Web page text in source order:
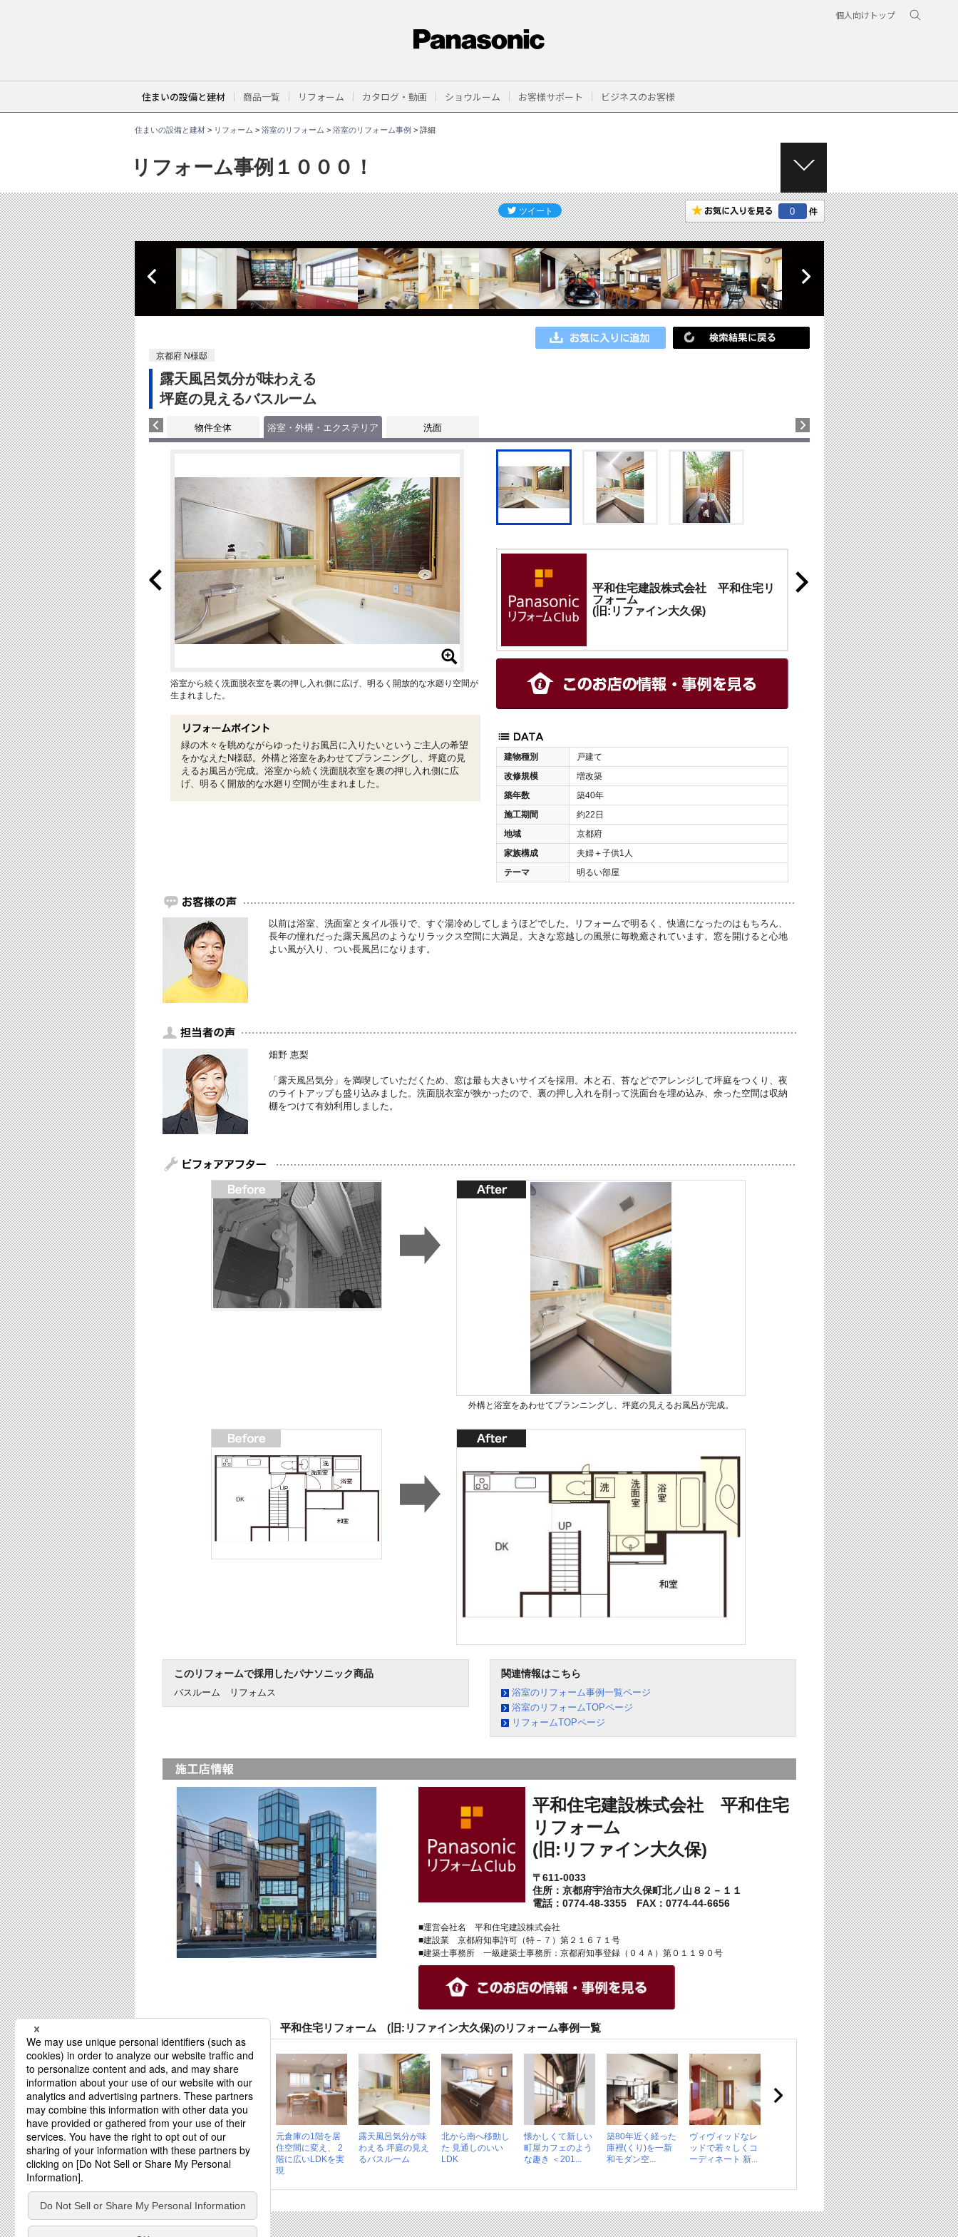
個人向けトップ
住まいの設備と建材 商品一覧 リフォーム カタログ・動画 ショウルーム お客様サポート ビジネスのお客様
住まいの設備と建材> リフォーム > 浴室のリフォーム > 浴室のリフォーム事例 > 詳細
リフォーム事例１０００！
E
N
。
0
京都府 N様邸
露天風呂気分が味わえる
坪庭の見えるバスルーム
物件全体 浴室・外構・エクステリア 洗面
平和住宅建設株式会社 平和住宅リ
フォーム
(旧:リファイン大久保)
建物種別
戸建て
改修規模
増改築
築年数
築40年
施工期間
約22日
地域
京都府
家族構成
夫婦＋子供1人
テーマ
明るい部屋
浴室から続く洗面脱衣室を裏の押し入れ側に広げ、明るく開放的な水廻り空間が
生まれました。
緑の木々を眺めながらゆったりお風呂に入りたいというご主人の希望
をかなえたN様邸。外構と浴室をあわせてプランニングし、坪庭の見
えるお風呂が完成。浴室から続く洗面脱衣室を裏の押し入れ側に広
げ、明るく開放的な水廻り空間が生まれました。
以前は浴室、洗面室とタイル張りで、すぐ湯冷めしてしまうほどでした。リフォームで明るく、快適になったのはもちろん、
長年の憧れだった露天風呂のようなリラックス空間に大満足。大きな窓越しの風景に毎晩癒されています。窓を開けると心地
よい風が入り、つい長風呂になります。
畑野 恵梨
「露天風呂気分」を満喫していただくため、窓は最も大きいサイズを採用。木と石、苔などでアレンジして坪庭をつくり、夜
のライトアップも盛り込みました。洗面脱衣室が狭かったので、裏の押し入れを削って洗面台を埋め込み、余った空間は収納
棚をつけて有効利用しました。
外構と浴室をあわせてプランニングし、坪庭の見えるお風呂が完成。
このリフォームで採用したパナソニック商品
バスルーム リフォムス
関連情報はこちら
浴室のリフォーム事例一覧ページ
浴室のリフォームTOPページ
リフォームTOPページ
平和住宅建設株式会社 平和住宅
リフォーム
(旧:リファイン大久保)
〒611-0033
住所：京都府宇治市大久保町北ノ山８２－１１
電話：0774-48-3355 FAX：0774-44-6656
■運営会社名 平和住宅建設株式会社
■建設業 京都府知事許可（特－７）第２１６７１号
■建築士事務所 一級建築士事務所：京都府知事登録（０４Ａ）第０１１９０号
平和住宅建設株式会社 平和住宅リフォーム (旧:リファイン大久保)のリフォーム事例一覧
玄関ホールからお
風呂へ直行。 ワン
ルームでつなが...
元倉庫の1階を居
住空間に変え、 2
階に広いLDKを実
現
露天風呂気分が味
わえる 坪庭の見え
るバスルーム
北から南へ移動し
た 見通しのいい
LDK
懐かしくて新しい
町屋カフェのよう
な趣き ＜201...
築80年近く経った
庫裡(くり)を一新
和モダン空...
ヴィヴィッドなレ
ッドで若々しくコ
ーディネート 新...